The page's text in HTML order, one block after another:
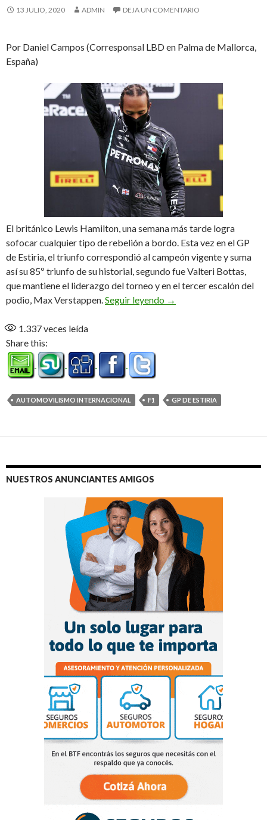
13 JULIO, 2020 ADMIN DEJA UN COMENTARIO
Por Daniel Campos (Corresponsal LBD en Palma de Mallorca,
España)
El británico Lewis Hamilton, una semana más tarde logra
sofocar cualquier tipo de rebelión a bordo. Esta vez en el GP
de Estiria, el triunfo correspondió al campeón vigente y suma
así su 85º triunfo de su historial, segundo fue Valteri Bottas,
que mantiene el liderazgo del torneo y en el tercer escalón del
podio, Max Verstappen.Seguir leyendo Hamilton sin resistencia
→
1.337veces leída
Share this:
AUTOMOVILISMO INTERNACIONAL F1 GP DE ESTIRIA
NUESTROS ANUNCIANTES AMIGOS